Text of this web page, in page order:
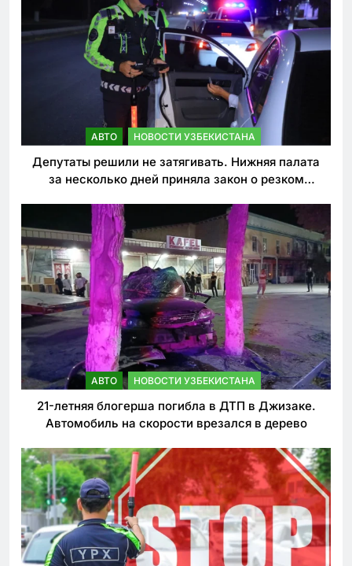
АВТО НОВОСТИ УЗБЕКИСТАНА
Депутаты решили не затягивать. Нижняя палата
за несколько дней приняла закон о резком
АВТО НОВОСТИ УЗБЕКИСТАНА
21-летняя блогерша погибла в ДТП в Джизаке.
Автомобиль на скорости врезался в дерево